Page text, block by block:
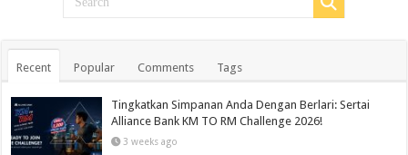
Recent Popular Comments Tags
Tingkatkan Simpanan Anda Dengan Berlari: Sertai
Alliance Bank KM TO RM Challenge 2026!
3 weeks ago